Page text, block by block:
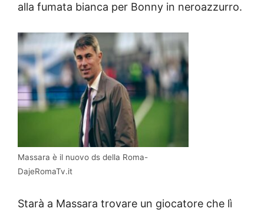
alla fumata bianca per Bonny in neroazzurro.
Massara è il nuovo ds della Roma-
DajeRomaTv.it
Starà a Massara trovare un giocatore che lì